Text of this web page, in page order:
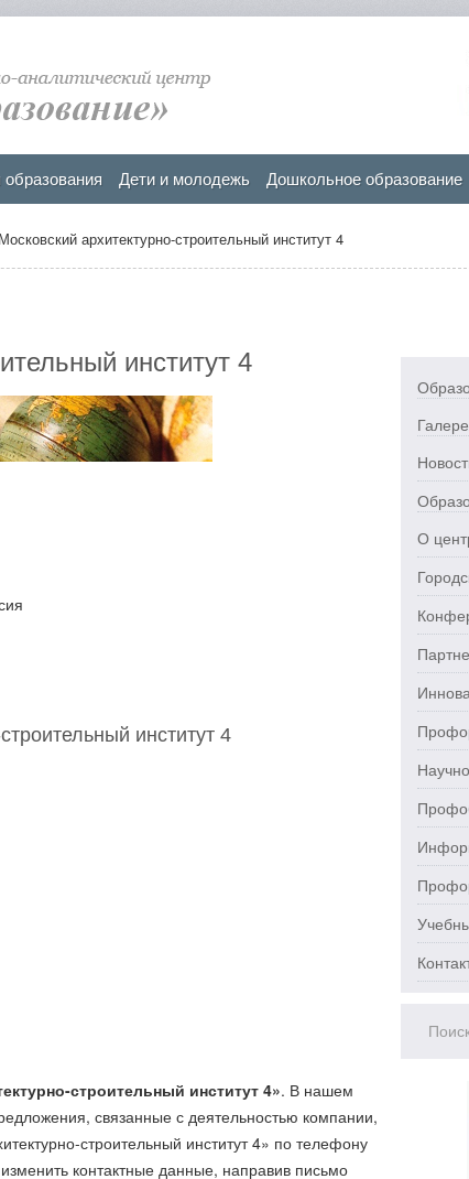
Дети и молодежь Дошкольное образование
архитектурно-строительный институт 4
институт 4
институт 4
строительный институт 4». В нашем
связанные с деятельностью компании,
строительный институт 4» по телефону
контактные данные, направив письмо
О